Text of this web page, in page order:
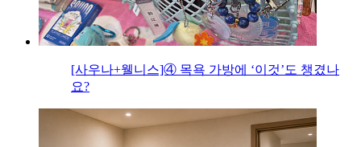
[사우나+웰니스]④ 목욕 가방에 ‘이것’도 챙겼나
요?